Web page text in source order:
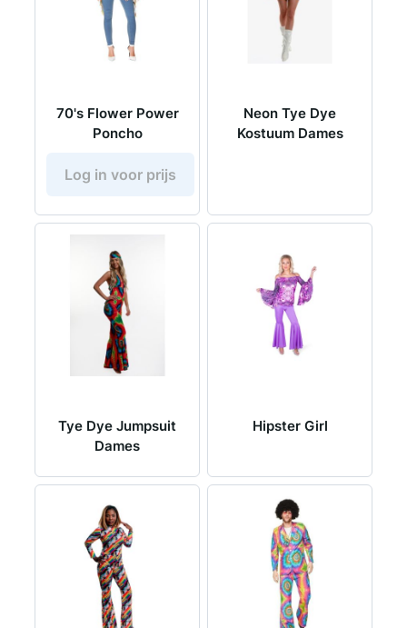
70's Flower Power
Poncho
Log in voor prijs
Neon Tye Dye
Kostuum Dames
Tye Dye Jumpsuit
Dames
Hipster Girl